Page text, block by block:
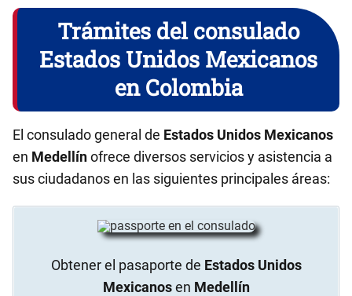
Trámites del consulado
Estados Unidos Mexicanos
en Colombia
El consulado general de Estados Unidos Mexicanos
en Medellínofrece diversos servicios y asistencia a
sus ciudadanos en las siguientes principales áreas:
Obtener el pasaporte de Estados Unidos
Mexicanosen Medellín